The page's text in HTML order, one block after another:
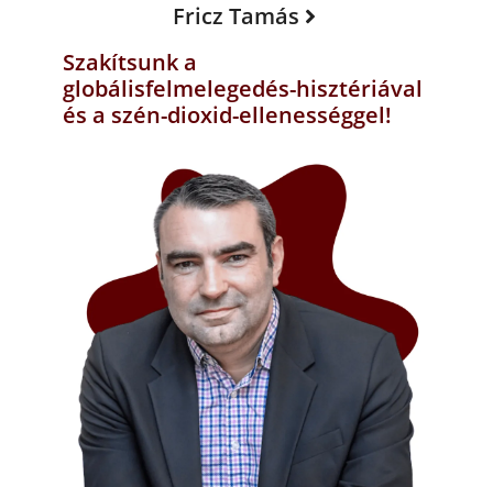
Fricz Tamás
Szakítsunk a
globálisfelmelegedés-hisztériával
és a szén-dioxid-ellenességgel!